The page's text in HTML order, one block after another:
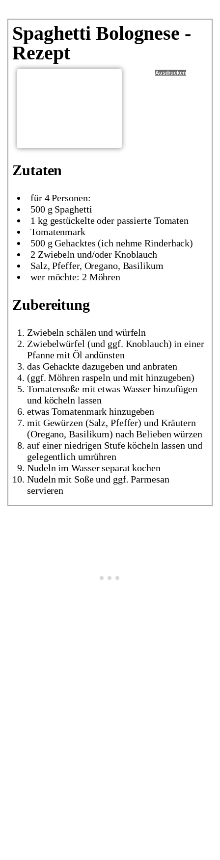
Spaghetti Bolognese -
Rezept
Ausdrucken
Zutaten
für 4 Personen:
500 g Spaghetti
1 kg gestückelte oder passierte Tomaten
Tomatenmark
500 g Gehacktes (ich nehme Rinderhack)
2 Zwiebeln und/oder Knoblauch
Salz, Pfeffer, Oregano, Basilikum
wer möchte: 2 Möhren
Zubereitung
Zwiebeln schälen und würfeln
Zwiebelwürfel (und ggf. Knoblauch) in einer
Pfanne mit Öl andünsten
das Gehackte dazugeben und anbraten
(ggf. Möhren raspeln und mit hinzugeben)
Tomatensoße mit etwas Wasser hinzufügen
und köcheln lassen
etwas Tomatenmark hinzugeben
mit Gewürzen (Salz, Pfeffer) und Kräutern
(Oregano, Basilikum) nach Belieben würzen
auf einer niedrigen Stufe köcheln lassen und
gelegentlich umrühren
Nudeln im Wasser separat kochen
Nudeln mit Soße und ggf. Parmesan
servieren